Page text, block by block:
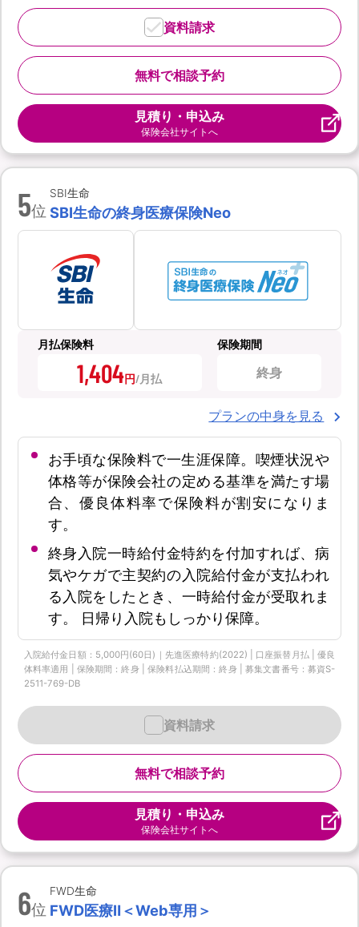
無料で相談予約
資料請求
見積り・申込み
保険会社サイトへ
5位
SBI生命
SBI生命の終身医療保険Neo
月払保険料
1,404円
保険期間
終身
プランの中身を見る
お手頃な保険料で一生涯保障。喫煙状況や
体格等が保険会社の定める基準を満たす場
合、優良体料率で保険料が割安になりま
す。
終身入院一時給付金特約を付加すれば、病
気やケガで主契約の入院給付金が支払われ
る入院をしたとき、一時給付金が受取れま
す。 日帰り入院もしっかり保障。
入院給付金日額：5,000円(60日)｜先進医療特約(2022) | 口座振替月払 | 優良
体料率適用 | 保険期間：終身 | 保険料払込期間：終身 | 募集文書番号：募資S-
2511-769-DB
無料で相談予約
資料請求
見積り・申込み
保険会社サイトへ
6位
FWD生命
FWD医療Ⅱ＜Web専用＞